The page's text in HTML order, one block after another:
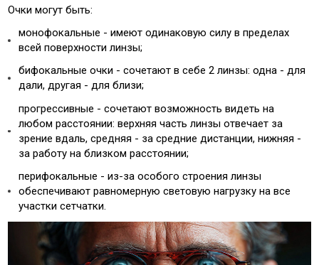
Очки могут быть:
монофокальные - имеют одинаковую силу в пределах
всей поверхности линзы;
бифокальные очки - сочетают в себе 2 линзы: одна - для
дали, другая - для близи;
прогрессивные - сочетают возможность видеть на
любом расстоянии: верхняя часть линзы отвечает за
зрение вдаль, средняя - за средние дистанции, нижняя -
за работу на близком расстоянии;
перифокальные - из-за особого строения линзы
обеспечивают равномерную световую нагрузку на все
участки сетчатки.